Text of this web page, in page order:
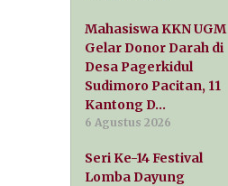
Mahasiswa KKN UGM
Gelar Donor Darah di
Desa Pagerkidul
Sudimoro Pacitan, 11
Kantong D…
6 Agustus 2026
Seri Ke-14 Festival
Lomba Dayung